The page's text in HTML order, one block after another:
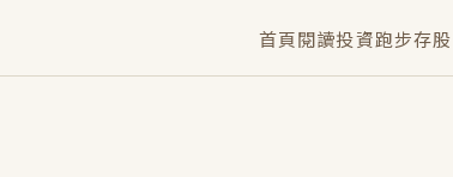
首頁閱讀投資跑步存